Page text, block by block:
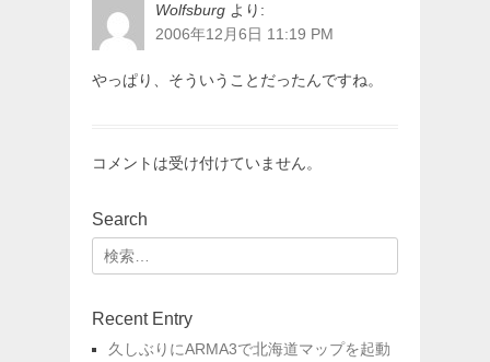
Wolfsburg より:
2006年12月6日 11:19 PM
やっぱり、そういうことだったんですね。
コメントは受け付けていません。
Search
索:
Recent Entry
久しぶりにARMA3で北海道マップを起動